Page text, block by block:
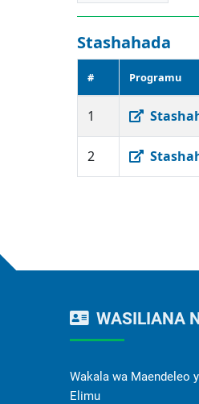
Stashahada
# Programu
1
2
WASILIANA
Wakala wa Maendeleo
Elimu